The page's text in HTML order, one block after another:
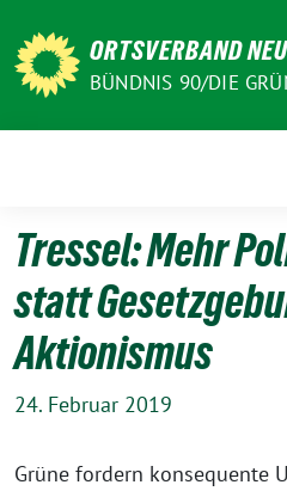
zum
Inhalt
ORTSVERBAND
BÜNDNIS 90/DIE
Tressel: Mehr
statt
Aktionismus
24. Februar 2019
Grüne fordern konsequente